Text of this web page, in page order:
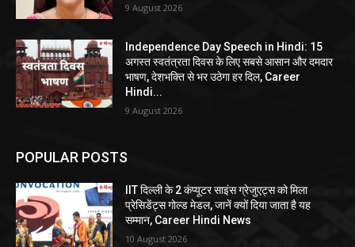
9 August 2026
Independence Day Speech in Hindi: 15
अगस्त स्वतंत्रता दिवस के लिए सबसे आसान और दमदार
भाषण, देशभक्ति से भर उठेगा हर दिल, Career
Hindi...
9 August 2026
POPULAR POSTS
IIT दिल्ली के 2 कंप्यूटर साइंस ग्रेजुएट्स को मिला
प्रेसिडेंट्स गोल्ड मेडल, जानें क्यों दिया जाता है यह
सम्मान, Career Hindi News
10 August 2026